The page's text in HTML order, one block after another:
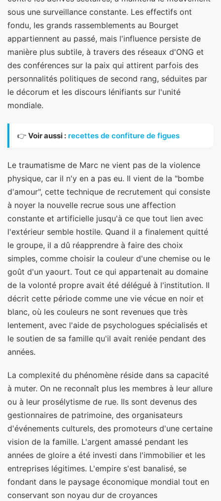
sous une surveillance constante. Les effectifs ont
fondu, les grands rassemblements au Bourget
appartiennent au passé, mais l'influence persiste de
manière plus subtile, à travers des réseaux d'ONG et
des conférences sur la paix qui attirent parfois des
personnalités politiques de second rang, séduites par
le décorum et les discours lénifiants sur l'unité
mondiale.
👉 Voir aussi : recettes de confiture de figues
Le traumatisme de Marc ne vient pas de la violence
physique, car il n'y en a pas eu. Il vient de la "bombe
d'amour", cette technique de recrutement qui consiste
à noyer la nouvelle recrue sous une affection
constante et artificielle jusqu'à ce que tout lien avec
l'extérieur semble hostile. Quand il a finalement quitté
le groupe, il a dû réapprendre à faire des choix
simples, comme choisir la couleur d'une chemise ou le
goût d'un yaourt. Tout ce qui appartenait au domaine
de la volonté propre avait été délégué à l'institution. Il
décrit cette période comme une vie vécue en noir et
blanc, où les couleurs ne sont revenues que très
lentement, avec l'aide de psychologues spécialisés et
le soutien de sa famille qu'il avait reniée pendant des
années.
La complexité du phénomène réside dans sa capacité
à muter. On ne reconnaît plus les membres à leur allure
ou à leur prosélytisme de rue. Ils sont devenus des
gestionnaires de patrimoine, des organisateurs
d'événements culturels, des promoteurs d'une certaine
vision de la famille. L'argent amassé pendant les
années de gloire a été investi dans l'immobilier et les
entreprises légitimes. L'empire s'est banalisé, se
fondant dans le paysage économique mondial tout en
conservant son noyau dur de croyances